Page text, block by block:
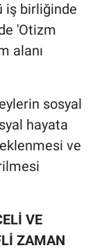
iş birliğinde
'Otizm
alanı
sosyal
hayata
ve
VE
ZAMAN